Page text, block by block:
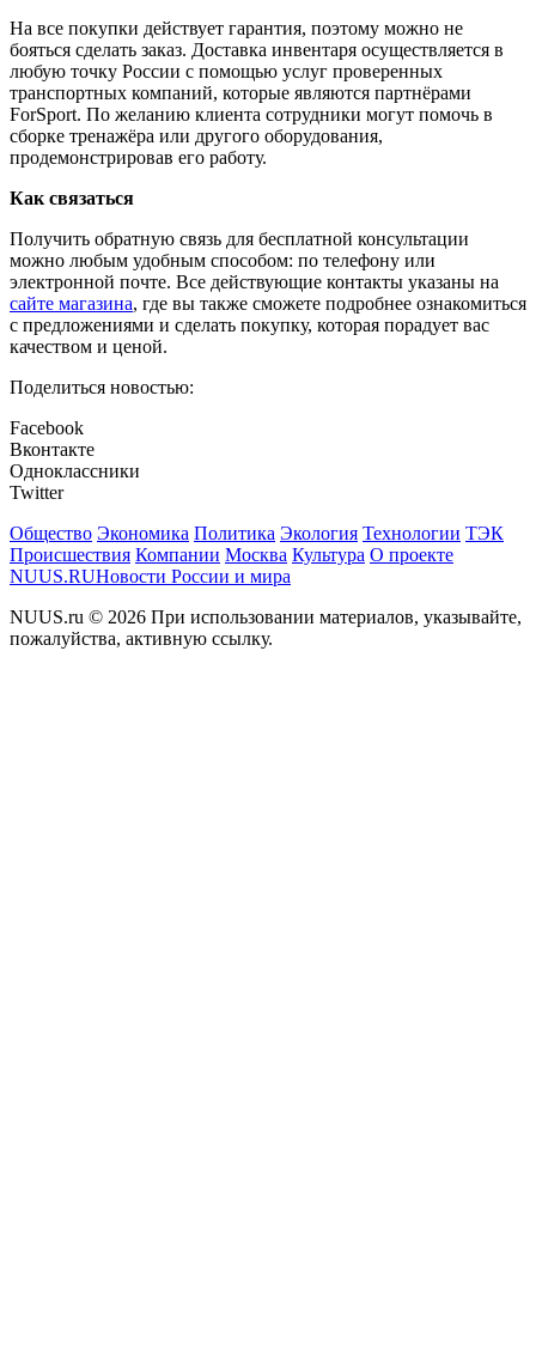
На все покупки действует гарантия, поэтому можно не
бояться сделать заказ. Доставка инвентаря осуществляется в
любую точку России с помощью услуг проверенных
транспортных компаний, которые являются партнёрами
ForSport. По желанию клиента сотрудники могут помочь в
сборке тренажёра или другого оборудования,
продемонстрировав его работу.
Как связаться
Получить обратную связь для бесплатной консультации
можно любым удобным способом: по телефону или
электронной почте. Все действующие контакты указаны на
сайте магазина, где вы также сможете подробнее ознакомиться
с предложениями и сделать покупку, которая порадует вас
качеством и ценой.
Поделиться новостью:
Facebook
Вконтакте
Одноклассники
Twitter
Общество Экономика Политика Экология Технологии ТЭК
Происшествия Компании Москва Культура О проекте
NUUS.RUНовости России и мира
NUUS.ru © 2026 При использовании материалов, указывайте,
пожалуйства, активную ссылку.